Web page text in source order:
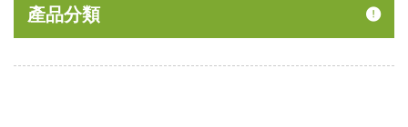
產品分類